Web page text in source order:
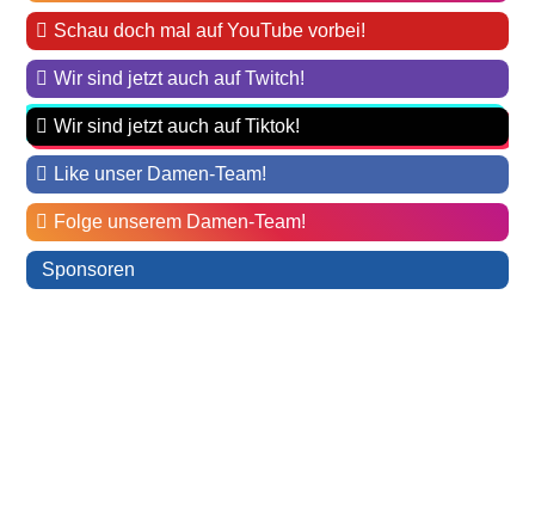
Schau doch mal auf YouTube vorbei!
Wir sind jetzt auch auf Twitch!
Wir sind jetzt auch auf Tiktok!
Like unser Damen-Team!
Folge unserem Damen-Team!
Sponsoren